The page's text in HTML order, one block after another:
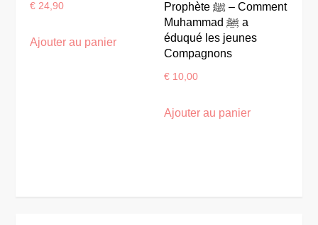
€ 24,90
Ajouter au panier
Prophète ﷺ – Comment
Muhammad ﷺ a
éduqué les jeunes
Compagnons
€ 10,00
Ajouter au panier